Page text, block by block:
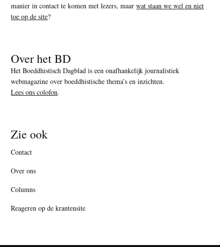
manier in contact te komen met lezers, maarwat staan we wel en niet
toe op de site?
Over het BD
Het Boeddhistisch Dagblad is een onafhankelijk journalistiek
webmagazine over boeddhistische thema’s en inzichten.
Lees ons colofon.
Zie ook
Contact
Over ons
Columns
Reageren op de krantensite